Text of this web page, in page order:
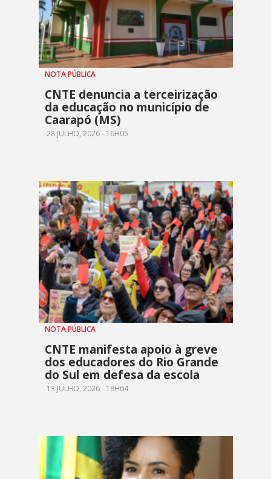
NOTA PÚBLICA
CNTE denuncia a terceirização
da educação no município de
Caarapó (MS)
28 JULHO, 2026 - 16H05
NOTA PÚBLICA
CNTE manifesta apoio à greve
dos educadores do Rio Grande
do Sul em defesa da escola
13 JULHO, 2026 - 18H04